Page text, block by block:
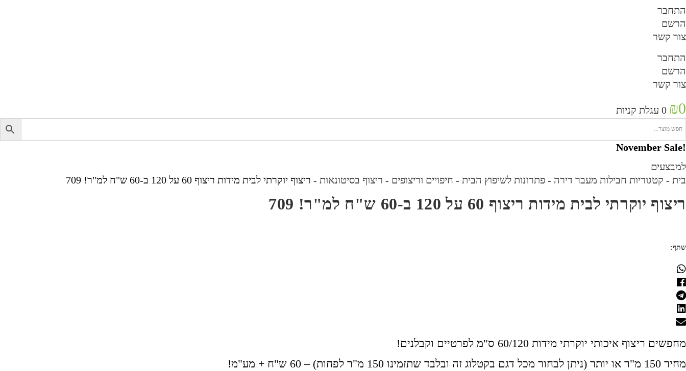
התחבר
הרשם
צור קשר
התחבר
הרשם
צור קשר
₪0
0 עגלת קניות
!November Sale
למבצעים
בית - קטגוריות חבילות מעבר דירה - פתרונות לשיפוץ הבית - חיפויים וריצופים - ריצוף בסיטונאות - ריצוף יוקרתי לבית מידות ריצוף 60 על 120 ב-60 ש"ח למ"ר! 709
ריצוף יוקרתי לבית מידות ריצוף 60 על 120 ב-60 ש"ח למ"ר! 709
שתף:
מחפשים ריצוף איכותי יוקרתי מידות 60/120 ס"מ לפרטיים וקבלנים!
מחיר 150 מ"ר או יותר (ניתן לבחור מכל דגם בקטלוג זה ובלבד שתזמינו 150 מ"ר לפחות) – 60 ש"ח + מע"מ!